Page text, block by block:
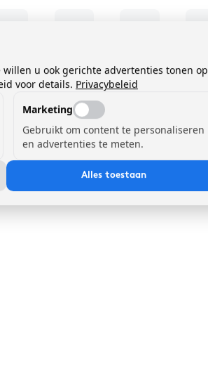
u ook gerichte advertenties tonen op
voor details. Privacybeleid
Marketing
Gebruikt om content te personaliseren
en advertenties te meten.
Alles toestaan